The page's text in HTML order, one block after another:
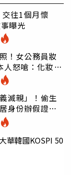
往1個月懷
曝光
！女公務員妝
怒嗆：化妝有
滅親」！偷生
身份辦假證落
華韓國KOSPI 50